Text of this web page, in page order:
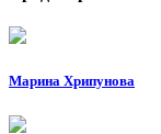
Марина Хрипунова